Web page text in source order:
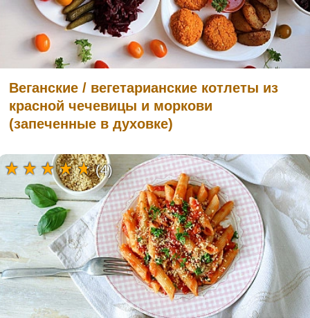
Веганские / вегетарианские котлеты из
красной чечевицы и моркови
(запеченные в духовке)
(4)